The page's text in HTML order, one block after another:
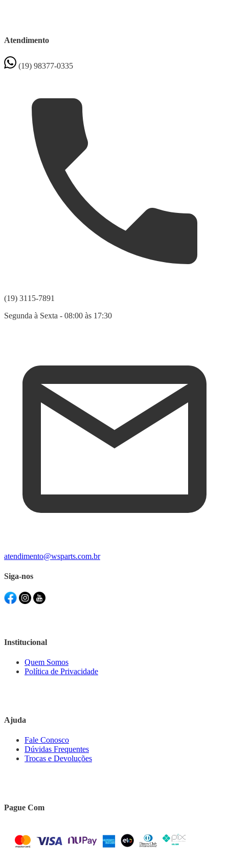
Atendimento
(19) 98377-0335
(19) 3115-7891
Segunda à Sexta - 08:00 às 17:30
atendimento@wsparts.com.br
Siga-nos
Institucional
Quem Somos
Política de Privacidade
Ajuda
Fale Conosco
Dúvidas Frequentes
Trocas e Devoluções
Pague Com